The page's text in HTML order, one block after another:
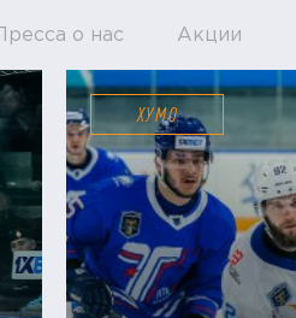
Пресса о нас Акции
ХУМО